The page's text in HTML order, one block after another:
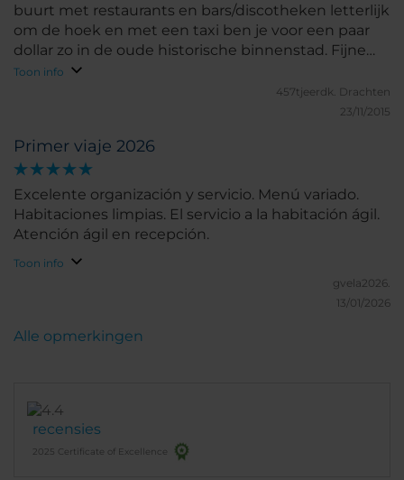
buurt met restaurants en bars/discotheken letterlijk
om de hoek en met een taxi ben je voor een paar
dollar zo in de oude historische binnenstad. Fijne
ruime kamer met heerlijk bed en badkamer. Goed
Toon info
457tjeerdk. Drachten
23/11/2015
Primer viaje 2026
Excelente organización y servicio. Menú variado.
Habitaciones limpias. El servicio a la habitación ágil.
Atención ágil en recepción.
Toon info
gvela2026.
13/01/2026
recensies
2025 Certificate of Excellence
Alle opmerkingen